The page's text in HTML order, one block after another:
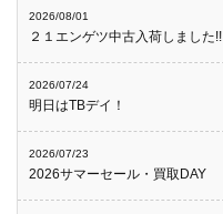
2026/08/01
２１エンゲツ中古入荷しました!!
2026/07/24
明日はTBデイ！
2026/07/23
2026サマーセール・買取DAY